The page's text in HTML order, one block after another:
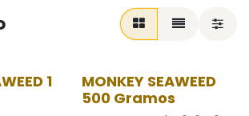
-25%
1
-25%
MONKEY SEAWEED
500 Gramos